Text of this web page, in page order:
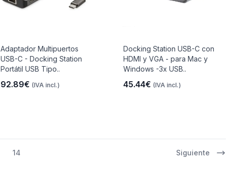
Adaptador Multipuertos
USB-C - Docking Station
Portátil USB Tipo..
92.89€ (IVA incl.)
Docking Station USB-C con
HDMI y VGA - para Mac y
Windows -3x USB..
45.44€ (IVA incl.)
14 Siguiente